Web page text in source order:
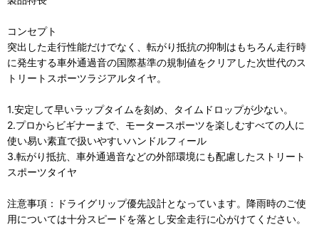
コンセプト
突出した走行性能だけでなく、転がり抵抗の抑制はもちろん走行時
に発生する車外通過音の国際基準の規制値をクリアした次世代のス
トリートスポーツラジアルタイヤ。
1.安定して早いラップタイムを刻め、タイムドロップが少ない。
2.プロからビギナーまで、モータースポーツを楽しむすべての人に
使い易い素直で扱いやすいハンドルフィール
3.転がり抵抗、車外通過音などの外部環境にも配慮したストリート
スポーツタイヤ
注意事項：ドライグリップ優先設計となっています。降雨時のご使
用については十分スピードを落とし安全走行に心がけてください。